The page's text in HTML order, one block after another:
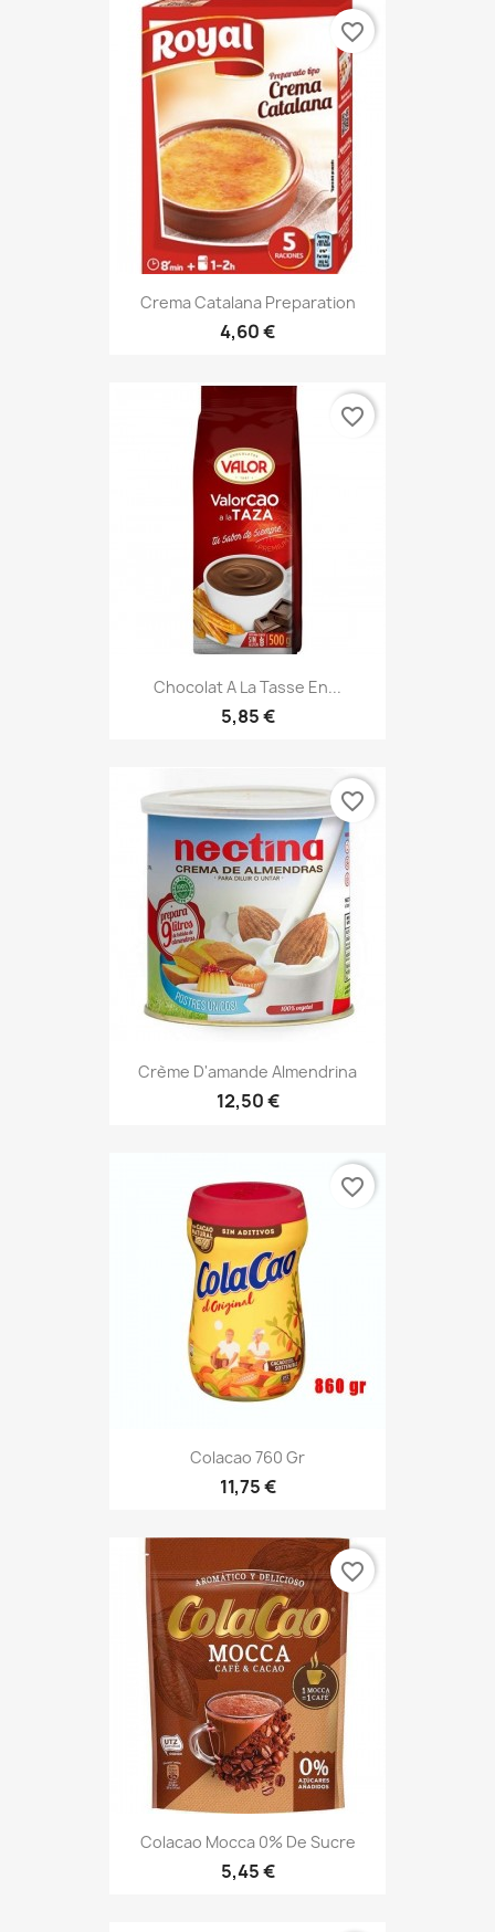
Crema Catalana Preparation
4,60 €
favorite_border
Chocolat A La Tasse En...
5,85 €
favorite_border
Crème D'amande Almendrina
12,50 €
favorite_border
Colacao 760 Gr
11,75 €
favorite_border
Colacao Mocca 0% De Sucre
5,45 €
favorite_border